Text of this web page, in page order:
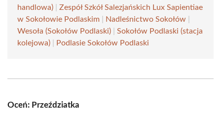
handlowa)
Zespół Szkół Salezjańskich Lux Sapientiae
w Sokołowie Podlaskim
Nadleśnictwo Sokołów
Wesoła (Sokołów Podlaski)
Sokołów Podlaski (stacja
kolejowa)
Podlasie Sokołów Podlaski
Oceń: Przeździatka